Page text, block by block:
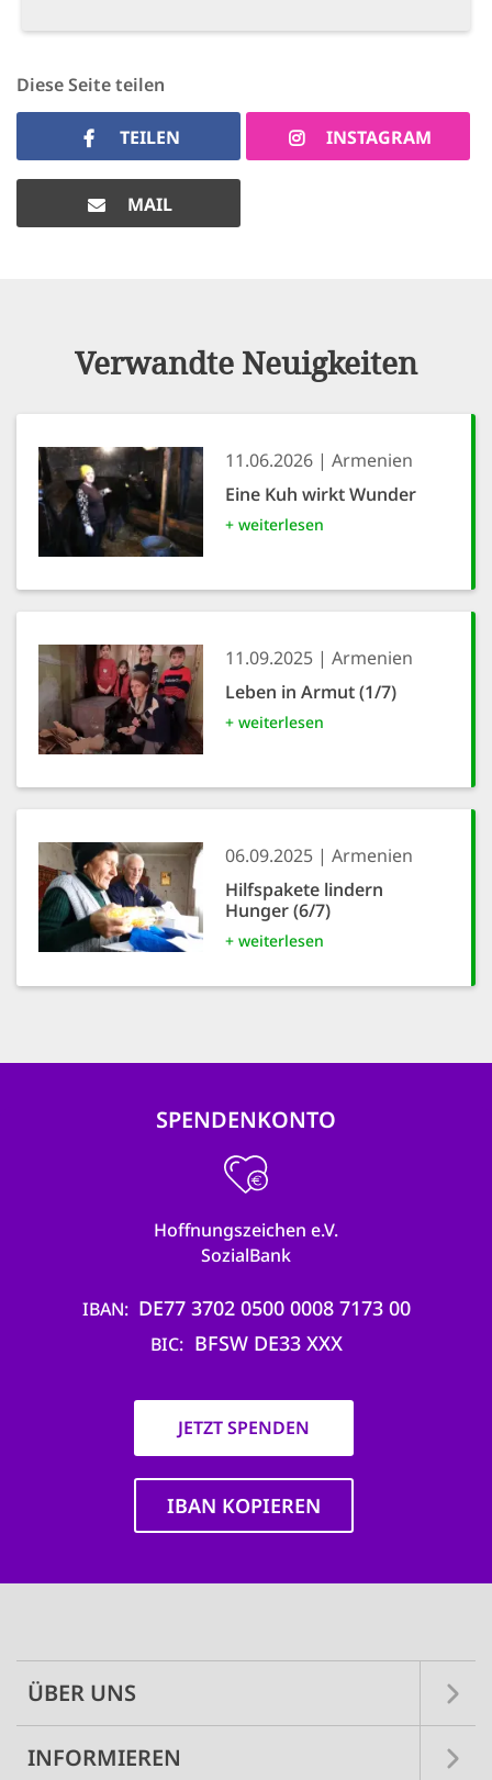
Diese Seite teilen
TEILEN INSTAGRAM
MAIL
Verwandte Neuigkeiten
11.06.2026
Armenien
Eine Kuh wirkt Wunder
+ weiterlesen
11.09.2025
Armenien
Leben in Armut (1/7)
+ weiterlesen
06.09.2025
Armenien
Hilfspakete lindern
Hunger (6/7)
+ weiterlesen
SPENDENKONTO
Hoffnungszeichen e.V.
SozialBank
IBAN DE77 3702 0500 0008 7173 00
BIC BFSW DE33 XXX
JETZT SPENDEN
IBAN KOPIEREN
ÜBER UNS
INFORMIEREN